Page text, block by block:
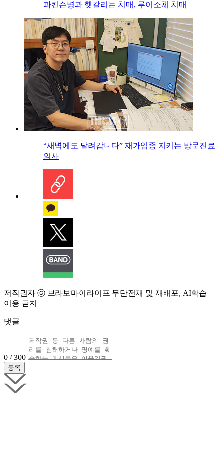
파킨슨병과 헷갈리는 치매, 루이소체 치매
“새벽에도 달려갑니다” 재가임종 지키는 방문진료
의사
저작권자 ⓒ 브라보마이라이프 무단전재 및 재배포, AI학습
이용 금지
댓글
0 / 300